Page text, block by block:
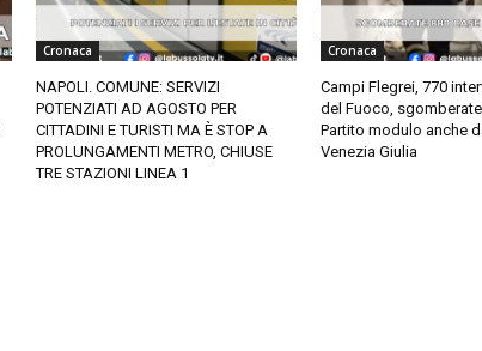
Cronaca
NAPOLI. COMUNE: SERVIZI
POTENZIATI AD AGOSTO PER
CITTADINI E TURISTI MA È STOP A
PROLUNGAMENTI METRO, CHIUSE
TRE STAZIONI LINEA 1
Cronaca
Campi Flegrei, 770
del Fuoco,
Partito modulo anche
Venezia Giulia